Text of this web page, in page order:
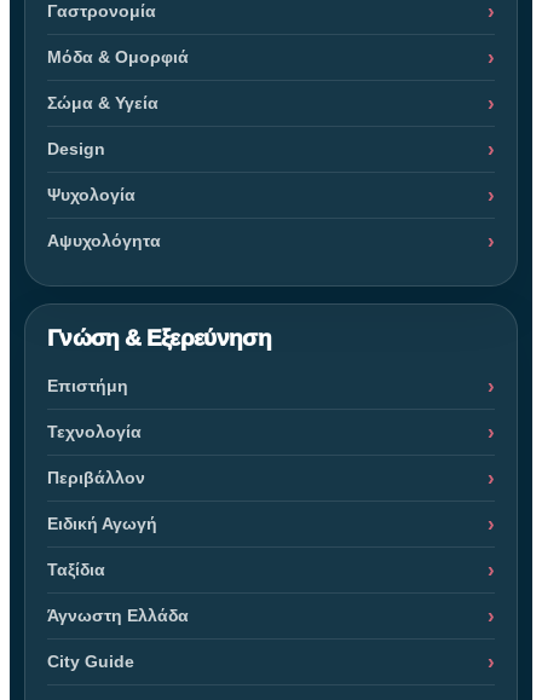
Γαστρονομία
Μόδα & Ομορφιά
Σώμα & Υγεία
Design
Ψυχολογία
Αψυχολόγητα
Γνώση & Εξερεύνηση
Επιστήμη
Τεχνολογία
Περιβάλλον
Ειδική Αγωγή
Ταξίδια
Άγνωστη Ελλάδα
City Guide